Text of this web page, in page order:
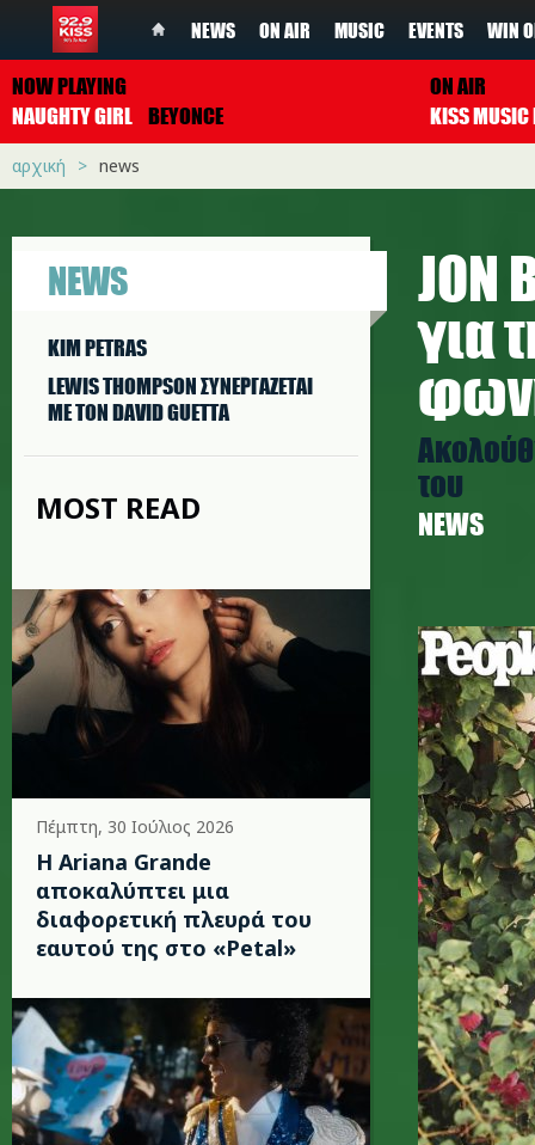
NEWS ON AIR MUSIC EVENTS WIN
NOW PLAYING
NAUGHTY GIRL BEYONCE
ON AIR
αρχική news
NEWS
KIM PETRAS
LEWIS THOMPSON ΣΥΝΕΡΓAΖΕΤΑΙ
ΜΕ ΤΟΝ DAVID GUETTA
MOST READ
Πέμπτη, 30 Ιούλιος 2026
Η Ariana Grande
αποκαλύπτει μια
διαφορετική πλευρά του
εαυτού της στο «Petal»
JON
για
του
NEWS
jbj.jpg